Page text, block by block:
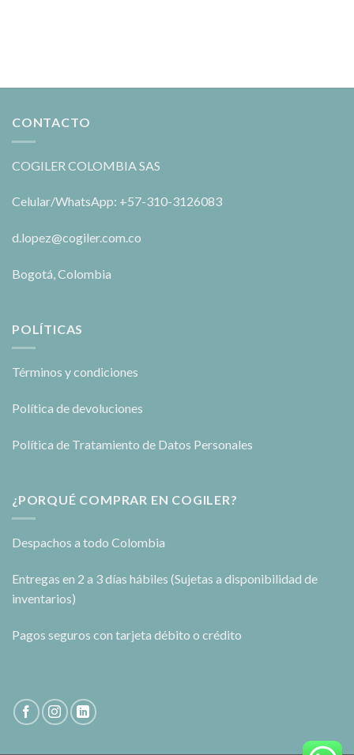
CONTACTO
COGILER COLOMBIA SAS
Celular/WhatsApp: +57-310-3126083
d.lopez@cogiler.com.co
Bogotá, Colombia
POLÍTICAS
Términos y condiciones
Política de devoluciones
Política de Tratamiento de Datos Personales
¿PORQUÉ COMPRAR EN COGILER?
Despachos a todo Colombia
Entregas en 2 a 3 días hábiles (Sujetas a disponibilidad de
inventarios)
Pagos seguros con tarjeta débito o crédito